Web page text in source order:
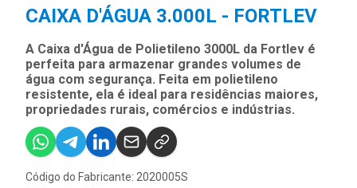
CAIXA D'ÁGUA 3.000L - FORTLEV
A Caixa d'Água de Polietileno 3000L da Fortlev é
perfeita para armazenar grandes volumes de
água com segurança. Feita em polietileno
resistente, ela é ideal para residências maiores,
propriedades rurais, comércios e indústrias.
Código do Fabricante: 2020005S